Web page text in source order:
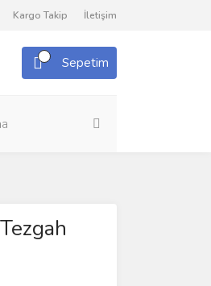
Kargo Takip İletişim
Sepetim